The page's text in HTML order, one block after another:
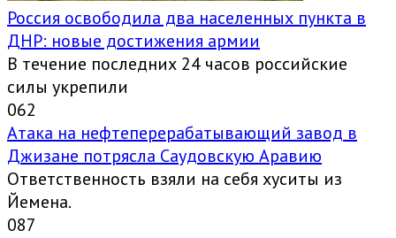
Россия освободила два населенных пункта в
ДНР: новые достижения армии
В течение последних 24 часов российские
силы укрепили
062
Атака на нефтеперерабатывающий завод в
Джизане потрясла Саудовскую Аравию
Ответственность взяли на себя хуситы из
Йемена.
087